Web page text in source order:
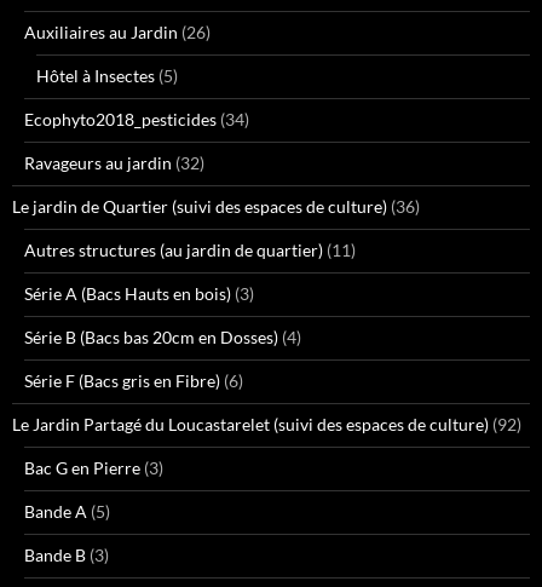
Auxiliaires au Jardin (26)
Hôtel à Insectes (5)
Ecophyto2018_pesticides (34)
Ravageurs au jardin (32)
Le jardin de Quartier (suivi des espaces de culture) (36)
Autres structures (au jardin de quartier) (11)
Série A (Bacs Hauts en bois) (3)
Série B (Bacs bas 20cm en Dosses) (4)
Série F (Bacs gris en Fibre) (6)
Le Jardin Partagé du Loucastarelet (suivi des espaces de culture) (92)
Bac G en Pierre (3)
Bande A (5)
Bande B (3)